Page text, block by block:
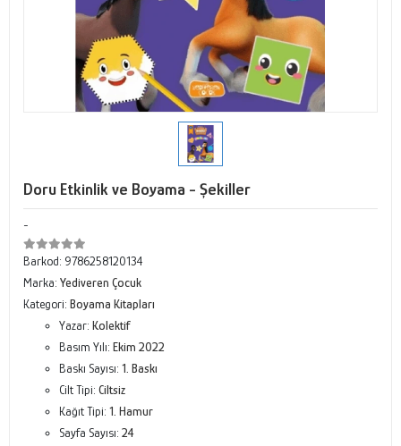
Doru Etkinlik ve Boyama - Şekiller
-
Barkod: 9786258120134
Marka: Yediveren Çocuk
Kategori: Boyama Kitapları
Yazar: Kolektif
Basım Yılı: Ekim 2022
Baskı Sayısı: 1. Baskı
Cilt Tipi: Ciltsiz
Kağıt Tipi: 1. Hamur
Sayfa Sayısı: 24